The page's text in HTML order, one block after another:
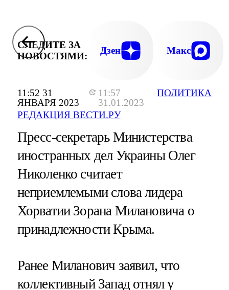
11:52 31
ЯНВАРЯ 2023
11:57
31.01.2023
РЕДАКЦИЯ ВЕСТИ.РУ
ПОЛИТИКА
СЛЕДИТЕ ЗА
НОВОСТЯМИ:
Дзен Макс
Пресс-секретарь Министерства
иностранных дел Украины Олег
Николенко считает
неприемлемыми слова лидера
Хорватии Зорана Милановича о
принадлежности Крыма.
Ранее Миланович заявил, что
коллективный Запад отнял у